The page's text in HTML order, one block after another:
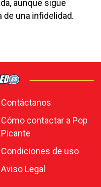
aunque sigue
una infidelidad.
Contáctanos
Cómo contactar a Pop
Picante
Condiciones de uso
Aviso Legal